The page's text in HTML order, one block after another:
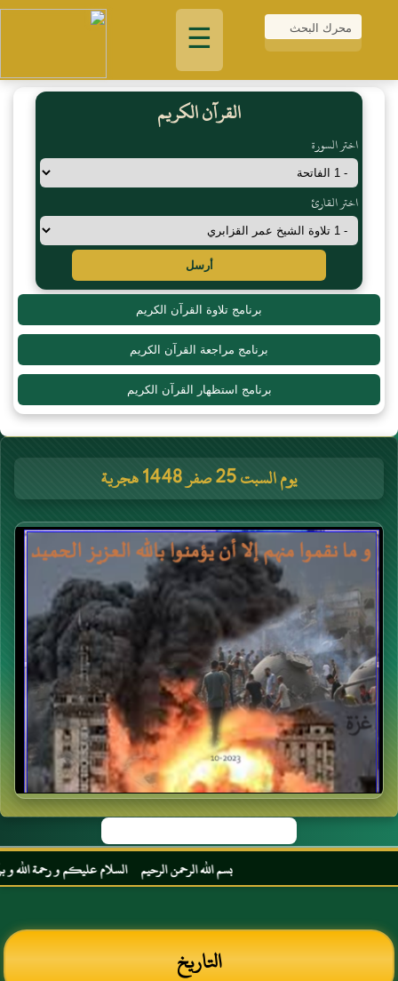
☰
القرآن الكريم
اختر السورة
اختر القارئ
أرسل
برنامج تلاوة القرآن الكريم
برنامج مراجعة القرآن الكريم
برنامج استظهار القرآن الكريم
يوم السبت 25 صفر 1448 هجرية
بسم الله الرحمن الرحيم السلام عليكم و رحمة الله و
التاريخ